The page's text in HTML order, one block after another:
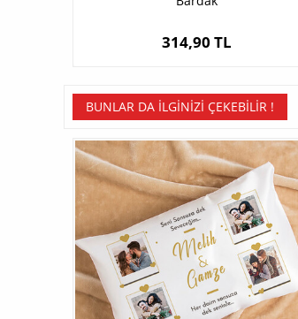
314,90 TL
BUNLAR DA İLGINIZI ÇEKEBILIR !